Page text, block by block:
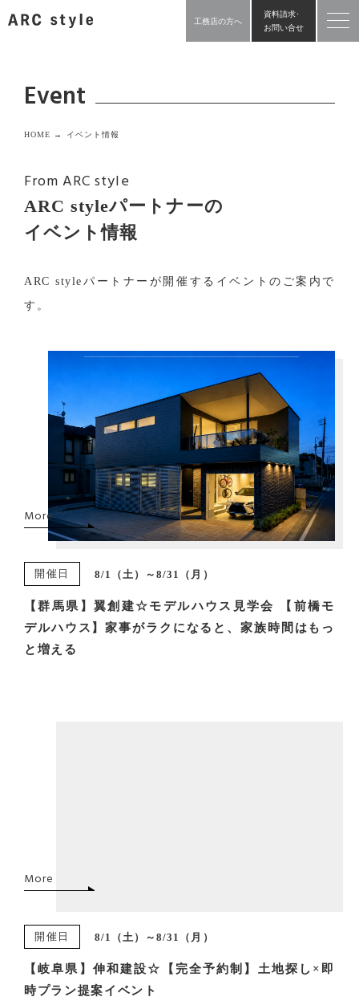
工務店の方へ
資料請求･
お問い合せ
Event
HOME → イベント情報
From ARC style
ARC styleパートナーの
イベント情報
ARC styleパートナーが開催するイベントのご案内で
す。
More
開催日 8/1（土）～8/31（月）
【群馬県】翼創建☆モデルハウス見学会 【前橋モ
デルハウス】家事がラクになると、家族時間はもっ
と増える
More
開催日 8/1（土）～8/31（月）
【岐阜県】伸和建設☆【完全予約制】土地探し×即
時プラン提案イベント